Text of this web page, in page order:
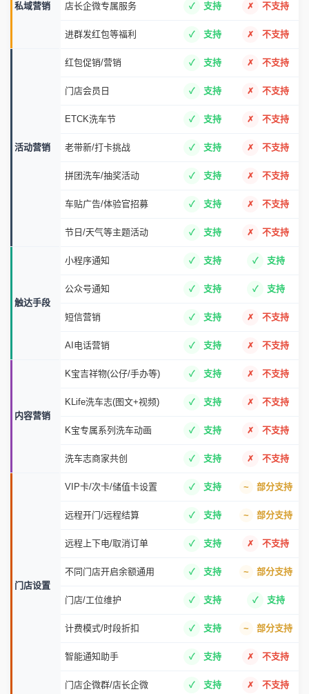
私域营销 店长企微专属服务 支持 不支持
进群发红包等福利 支持 不支持
活动营销
红包促销/营销 支持 不支持
门店会员日 支持 不支持
ETCK洗车节 支持 不支持
老带新/打卡挑战 支持 不支持
拼团洗车/抽奖活动 支持 不支持
车贴广告/体验官招募 支持 不支持
节日/天气等主题活动 支持 不支持
触达手段
小程序通知 支持 支持
公众号通知 支持 支持
短信营销 支持 不支持
AI电话营销 支持 不支持
内容营销
K宝吉祥物(公仔/手办等) 支持 不支持
KLife洗车志(图文+视频) 支持 不支持
K宝专属系列洗车动画 支持 不支持
洗车志商家共创 支持 不支持
门店设置
VIP卡/次卡/储值卡设置 支持 部分支持
远程开门/远程结算 支持 部分支持
远程上下电/取消订单 支持 不支持
不同门店开启余额通用 支持 部分支持
门店/工位维护 支持 支持
计费模式/时段折扣 支持 部分支持
智能通知助手 支持 不支持
门店企微群/店长企微 支持 不支持